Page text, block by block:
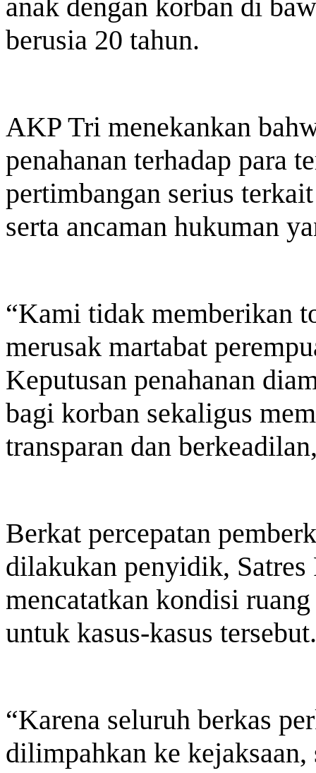
anak dengan korban di
berusia 20 tahun.
AKP Tri menekankan
penahanan terhadap para
pertimbangan serius
serta ancaman hukuman
“Kami tidak memberikan
merusak martabat
Keputusan penahanan
bagi korban sekaligus
transparan dan
Berkat percepatan
dilakukan penyidik,
mencatatkan kondisi
untuk kasus-kasus tersebut.
“Karena seluruh berkas
dilimpahkan ke